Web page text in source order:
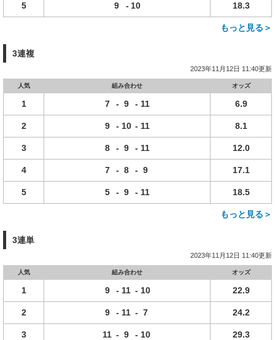
5 9 - 10 18.3
もっと見る＞
3連複
2023年11月12日 11:40更新
人気 組み合わせ オッズ
1 7 - 9 - 11 6.9
2 9 - 10 - 11 8.1
3 8 - 9 - 11 12.0
4 7 - 8 - 9 17.1
5 5 - 9 - 11 18.5
もっと見る＞
3連単
2023年11月12日 11:40更新
人気 組み合わせ オッズ
1 9 - 11 - 10 22.9
2 9 - 11 - 7 24.2
3 11 - 9 - 10 29.3